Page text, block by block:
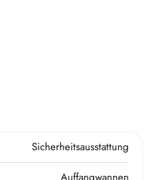
Sicherheitsausstattung